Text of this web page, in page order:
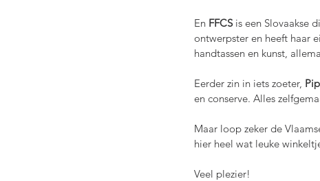
En FFCS is een Slovaakse
ontwerpster en heeft haar
handtassen en kunst,
Eerder zin in iets zoeter,
en conserve. Alles
Maar loop zeker de
hier heel wat leuke
Veel plezier!